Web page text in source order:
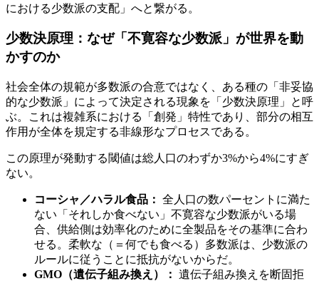
における少数派の支配」へと繋がる。
少数決原理：なぜ「不寛容な少数派」が世界を動
かすのか
社会全体の規範が多数派の合意ではなく、ある種の「非妥協
的な少数派」によって決定される現象を「少数決原理」と呼
ぶ。これは複雑系における「創発」特性であり、部分の相互
作用が全体を規定する非線形なプロセスである。
この原理が発動する閾値は総人口のわずか3%から4%にすぎ
ない。
コーシャ／ハラル食品： 全人口の数パーセントに満た
ない「それしか食べない」不寛容な少数派がいる場
合、供給側は効率化のために全製品をその基準に合わ
せる。柔軟な（＝何でも食べる）多数派は、少数派の
ルールに従うことに抵抗がないからだ。
GMO（遺伝子組み換え）： 遺伝子組み換えを断固拒